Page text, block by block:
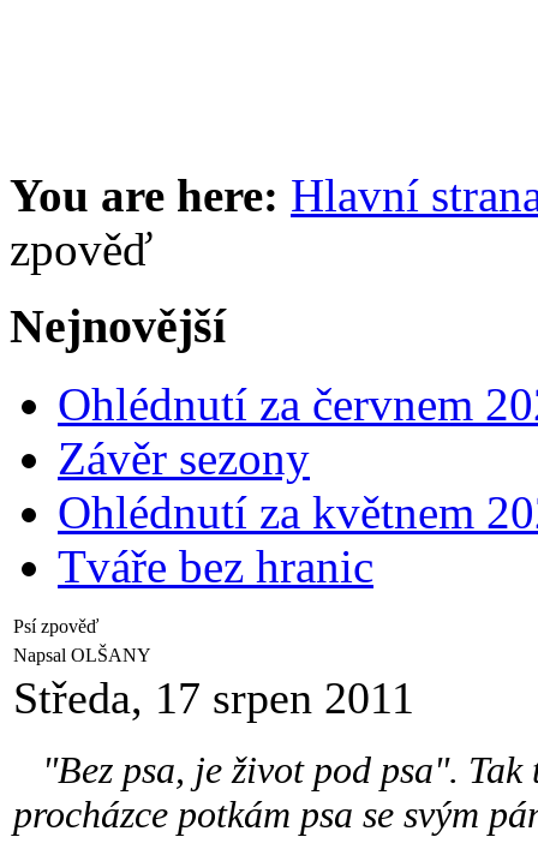
You are here: Hlavní
zpověď
Nejnovější
Ohlédnutí za červnem
Závěr sezony
Ohlédnutí za květnem
Tváře bez hranic
Psí zpověď
Napsal OLŠANY
Středa, 17 srpen 2011
"Bez psa, je život pod psa".
procházce potkám psa se svým